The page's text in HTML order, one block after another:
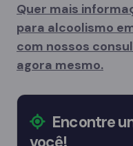
Quer mais
para alcoolismo
com nossos
agora mesmo.
Encontre